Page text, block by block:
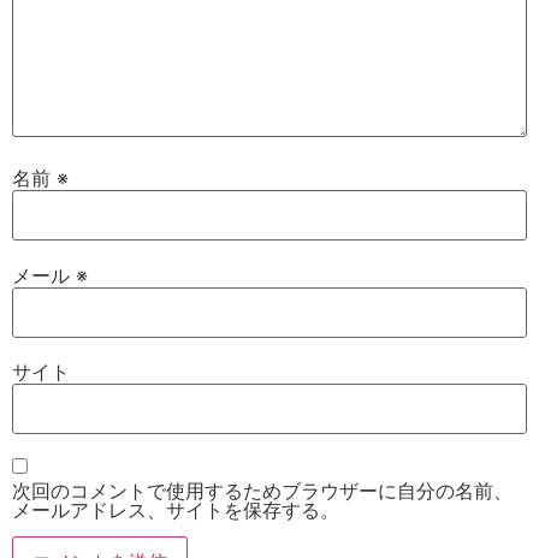
名前 ※
メール ※
サイト
次回のコメントで使用するためブラウザーに自分の名前、
メールアドレス、サイトを保存する。